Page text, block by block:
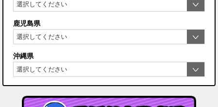
鹿児島県
沖縄県